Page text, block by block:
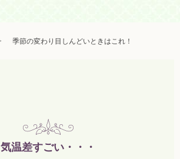
季節の変わり目しんどいときはこれ！
気温差すごい・・・